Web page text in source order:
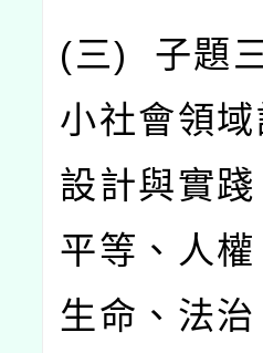
(三) 子題
小社會領
設計與實
平等、人
生命、法